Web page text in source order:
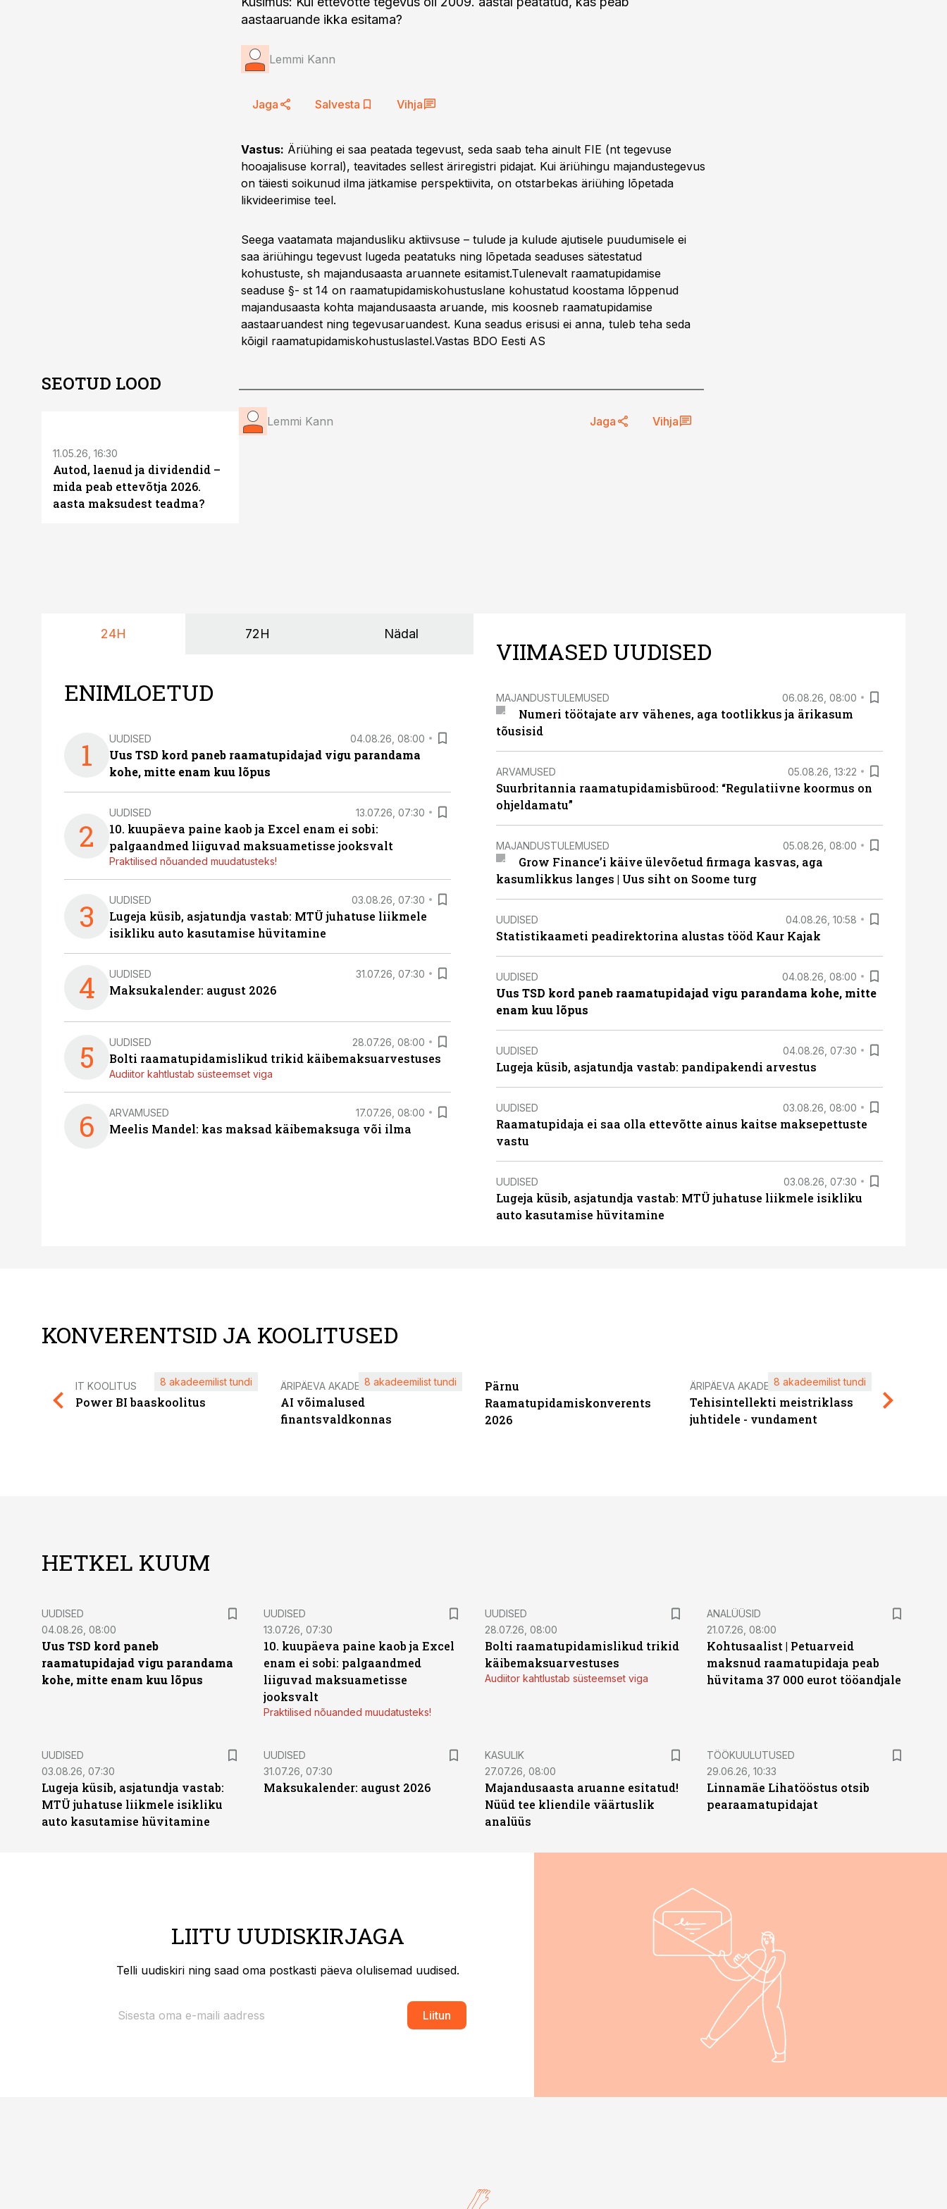
aastaaruande ikka esitama?
Lemmi Kann
Jaga Salvesta Vihja
Vastus: Äriühing ei saa peatada tegevust, seda saab teha ainult FIE (nt tegevuse
hooajalisuse korral), teavitades sellest äriregistri pidajat. Kui äriühingu majandustegevus
on täiesti soikunud ilma jätkamise perspektiivita, on otstarbekas äriühing lõpetada
likvideerimise teel.
Seega vaatamata majandusliku aktiivsuse – tulude ja kulude ajutisele puudumisele ei
saa äriühingu tegevust lugeda peatatuks ning lõpetada seaduses sätestatud
kohustuste, sh majandusaasta aruannete esitamist.Tulenevalt raamatupidamise
seaduse §- st 14 on raamatupidamiskohustuslane kohustatud koostama lõppenud
majandusaasta kohta majandusaasta aruande, mis koosneb raamatupidamise
aastaaruandest ning tegevusaruandest. Kuna seadus erisusi ei anna, tuleb teha seda
kõigil raamatupidamiskohustuslastel.Vastas BDO Eesti AS
Lemmi Kann Jaga Vihja
SEOTUD LOOD
11.05.26, 16:30
Autod, laenud ja dividendid –
mida peab ettevõtja 2026.
aasta maksudest teadma?
24H 72H Nädal
ENIMLOETUD
1 UUDISED 04.08.26, 08:00
Uus TSD kord paneb raamatupidajad vigu parandama
kohe, mitte enam kuu lõpus
2
UUDISED 13.07.26, 07:30
10. kuupäeva paine kaob ja Excel enam ei sobi:
palgaandmed liiguvad maksuametisse jooksvalt
Praktilised nõuanded muudatusteks!
3 UUDISED 03.08.26, 07:30
Lugeja küsib, asjatundja vastab: MTÜ juhatuse liikmele
isikliku auto kasutamise hüvitamine
4 UUDISED 31.07.26, 07:30
Maksukalender: august 2026
5 UUDISED 28.07.26, 08:00
Bolti raamatupidamislikud trikid käibemaksuarvestuses
Audiitor kahtlustab süsteemset viga
6 ARVAMUSED 17.07.26, 08:00
Meelis Mandel: kas maksad käibemaksuga või ilma
VIIMASED UUDISED
MAJANDUSTULEMUSED 06.08.26, 08:00
Numeri töötajate arv vähenes, aga tootlikkus ja ärikasum
tõusisid
ARVAMUSED 05.08.26, 13:22
Suurbritannia raamatupidamisbürood: “Regulatiivne koormus on
ohjeldamatu”
MAJANDUSTULEMUSED 05.08.26, 08:00
Grow Finance’i käive ülevõetud firmaga kasvas, aga
kasumlikkus langes | Uus siht on Soome turg
UUDISED 04.08.26, 10:58
Statistikaameti peadirektorina alustas tööd Kaur Kajak
UUDISED 04.08.26, 08:00
Uus TSD kord paneb raamatupidajad vigu parandama kohe, mitte
enam kuu lõpus
UUDISED 04.08.26, 07:30
Lugeja küsib, asjatundja vastab: pandipakendi arvestus
UUDISED 03.08.26, 08:00
Raamatupidaja ei saa olla ettevõtte ainus kaitse maksepettuste
vastu
UUDISED 03.08.26, 07:30
Lugeja küsib, asjatundja vastab: MTÜ juhatuse liikmele isikliku
auto kasutamise hüvitamine
KONVERENTSID JA KOOLITUSED
IT KOOLITUS
Power BI baaskoolitus
8 akadeemilist tundi ÄRIPÄEVA AKADEEMIA
AI võimalused
finantsvaldkonnas
8 akadeemilist tundi
Pärnu
Raamatupidamiskonverents
2026
ÄRIPÄEVA AKADEEMIA
Tehisintellekti meistriklass
juhtidele - vundament
8 akadeemilist tundi
HETKEL KUUM
UUDISED
04.08.26, 08:00
Uus TSD kord paneb
raamatupidajad vigu parandama
kohe, mitte enam kuu lõpus
UUDISED
13.07.26, 07:30
10. kuupäeva paine kaob ja Excel
enam ei sobi: palgaandmed
liiguvad maksuametisse
jooksvalt
Praktilised nõuanded muudatusteks!
UUDISED
28.07.26, 08:00
Bolti raamatupidamislikud trikid
käibemaksuarvestuses
Audiitor kahtlustab süsteemset viga
ANALÜÜSID
21.07.26, 08:00
Kohtusaalist | Petuarveid
maksnud raamatupidaja peab
hüvitama 37 000 eurot tööandjale
UUDISED
03.08.26, 07:30
Lugeja küsib, asjatundja vastab:
MTÜ juhatuse liikmele isikliku
auto kasutamise hüvitamine
UUDISED
31.07.26, 07:30
Maksukalender: august 2026
KASULIK
27.07.26, 08:00
Majandusaasta aruanne esitatud!
Nüüd tee kliendile väärtuslik
analüüs
ST
TÖÖKUULUTUSED
29.06.26, 10:33
Linnamäe Lihatööstus otsib
pearaamatupidajat
LIITU UUDISKIRJAGA
Telli uudiskiri ning saad oma postkasti päeva olulisemad uudised.
Liitun